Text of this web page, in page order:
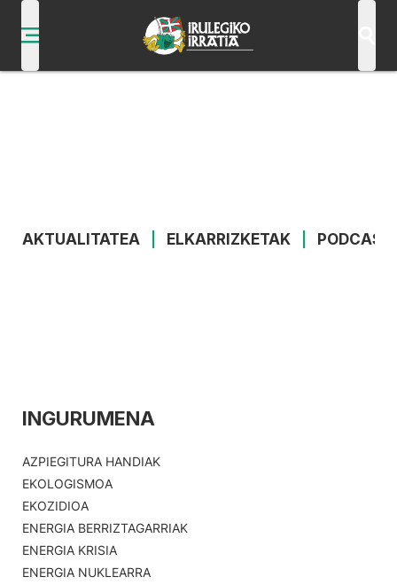
AKTUALITATEA ELKARRIZKETAK
INGURUMENA
AZPIEGITURA HANDIAK
EKOLOGISMOA
EKOZIDIOA
ENERGIA BERRIZTAGARRIAK
ENERGIA KRISIA
ENERGIA NUKLEARRA